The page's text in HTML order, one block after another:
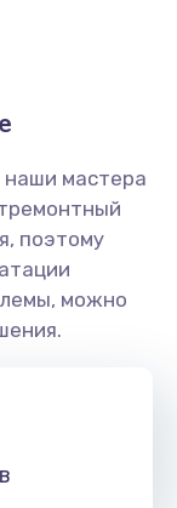
наши мастера
поэтому
можно